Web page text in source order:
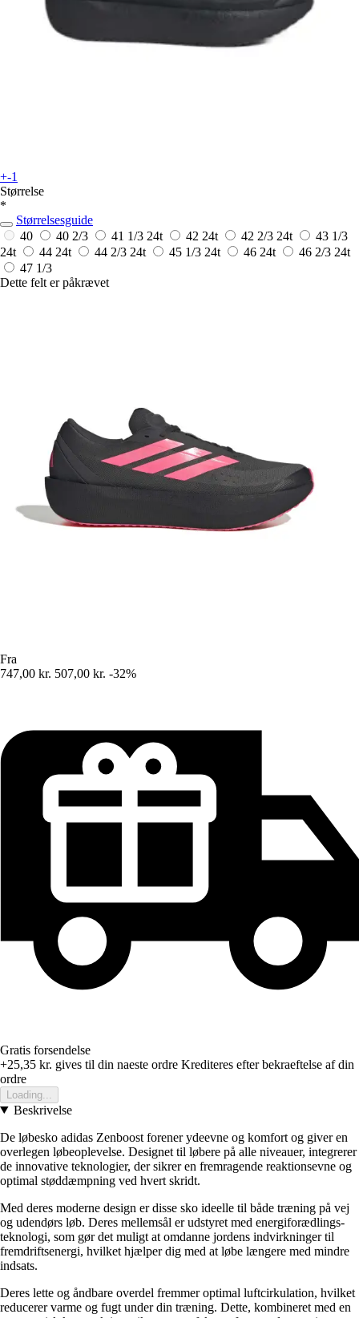
+-1
Størrelse
*
Størrelsesguide
40
40 2/3 41 1/3 24t 42 24t 42 2/3 24t
43 1/3
24t
44 24t 44 2/3 24t 45 1/3 24t 46 24t 46 2/3 24t
47 1/3
Dette felt er påkrævet
Fra
747,00 kr. 507,00 kr. -32%
Gratis forsendelse
+25,35 kr. gives til din naeste ordre Krediteres efter bekraeftelse af din
ordre
Loading...
Beskrivelse
De løbesko adidas Zenboost forener ydeevne og komfort og giver en
overlegen løbeoplevelse. Designet til løbere på alle niveauer, integrerer
de innovative teknologier, der sikrer en fremragende reaktionsevne og
optimal støddæmpning ved hvert skridt.
Med deres moderne design er disse sko ideelle til både træning på vej
og udendørs løb. Deres mellemsål er udstyret med energiforædlings-
teknologi, som gør det muligt at omdanne jordens indvirkninger til
fremdriftsenergi, hvilket hjælper dig med at løbe længere med mindre
indsats.
Deres lette og åndbare overdel fremmer optimal luftcirkulation, hvilket
reducerer varme og fugt under din træning. Dette, kombineret med en